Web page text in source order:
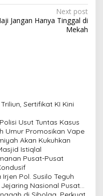
Next post
Jangan Hanya Tinggal di
Mekah
Sertifikat KI Kini
Usut Tuntas Kasus
Umur Promosikan Vape
Akan Kukuhkan
Istiqlal
Pusat-Pusat
Pol. Susilo Teguh
Nasional Pusat